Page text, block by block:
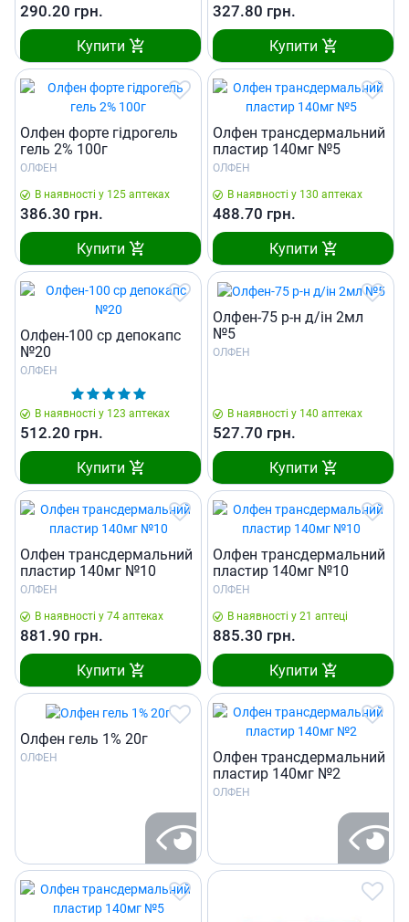
290.20 грн.
Купити
327.80 грн.
Купити
Олфен форте гідрогель
гель 2% 100г
ОЛФЕН
В наявності у 125 аптеках
386.30 грн.
Купити
Олфен трансдермальний
пластир 140мг №5
ОЛФЕН
В наявності у 130 аптеках
488.70 грн.
Купити
Олфен-100 ср депокапс
№20
ОЛФЕН
В наявності у 123 аптеках
512.20 грн.
Купити
Олфен-75 р-н д/iн 2мл
№5
ОЛФЕН
В наявності у 140 аптеках
527.70 грн.
Купити
Олфен трансдермальний
пластир 140мг №10
ОЛФЕН
В наявності у 74 аптеках
881.90 грн.
Купити
Олфен трансдермальний
пластир 140мг №10
ОЛФЕН
В наявності у 21 аптеці
885.30 грн.
Купити
Олфен гель 1% 20г
ОЛФЕН
Олфен трансдермальний
пластир 140мг №2
ОЛФЕН